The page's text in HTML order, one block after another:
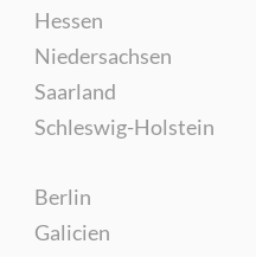
Hessen
Niedersachsen
Saarland
Schleswig-Holstein
Berlin
Galicien